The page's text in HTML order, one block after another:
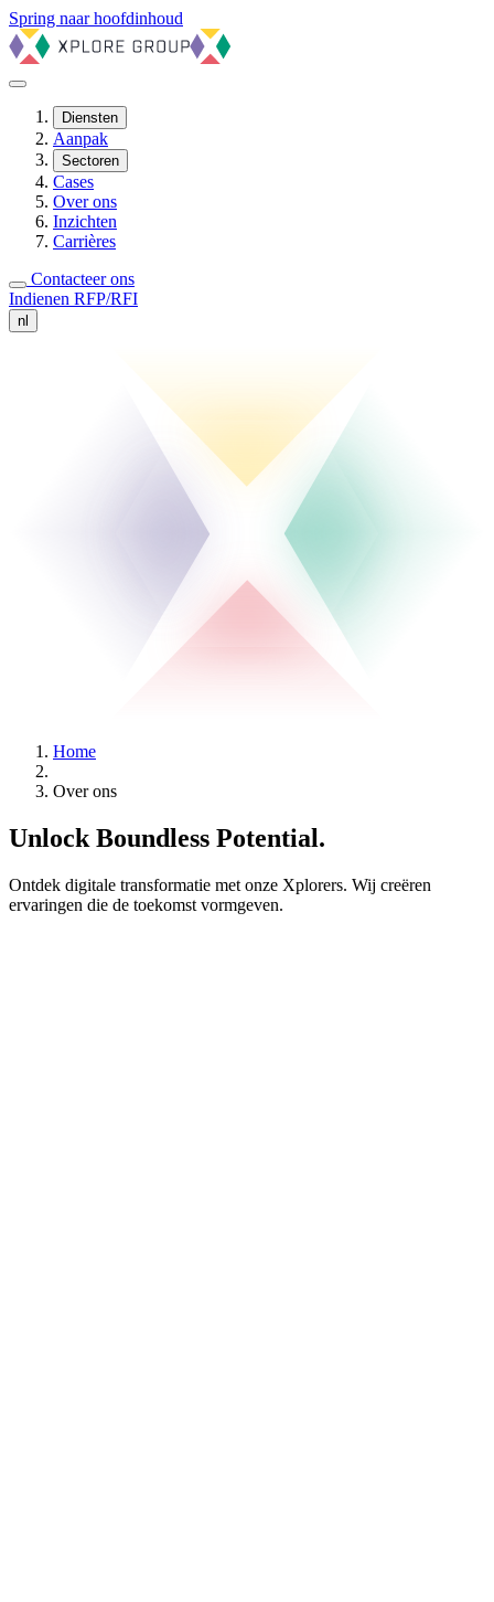
Spring naar hoofdinhoud
Diensten
Aanpak
Sectoren
Cases
Over ons
Inzichten
Carrières
Contacteer ons
Indienen RFP/RFI
nl
Home
Over ons
Unlock Boundless Potential.
Ontdek digitale transformatie met onze Xplorers. Wij creëren
ervaringen die de toekomst vormgeven.